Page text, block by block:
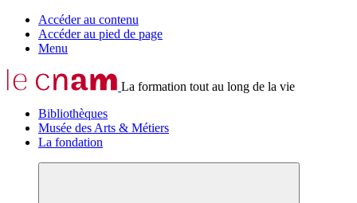
Accéder au contenu
Accéder au pied de page
Menu
La formation tout au long de la vie
Bibliothèques
Musée des Arts & Métiers
La fondation